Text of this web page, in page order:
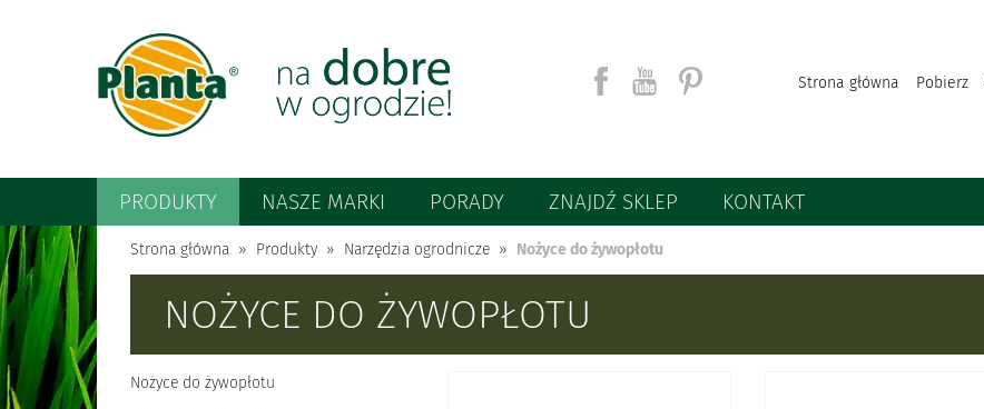
Strona główna Pobierz
PRODUKTY NASZE MARKI PORADY ZNAJDŹ SKLEP KONTAKTSzukaj
Strona główna Produkty Narzędzia ogrodnicze Nożyce do żywopłotu
NOŻYCE DO ŻYWOPŁOTU
Nożyce do żywopłotu